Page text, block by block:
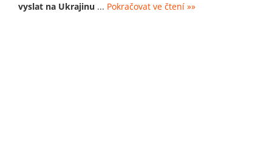
vyslat na Ukrajinu ... Pokračovat ve čtení »»